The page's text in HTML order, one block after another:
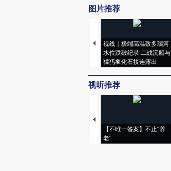
图片推荐
视线｜极端高温致多瑙河
水位跌破纪录 二战沉船与
猛犸象化石接连露出
视听推荐
【不唯一答案】不止“养
老”